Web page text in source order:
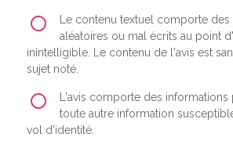
Le contenu textuel comporte des
aléatoires ou mal écrits au point
inintelligible. Le contenu de l'avis est
sujet noté.
L'avis comporte des
toute autre information
vol d'identité.